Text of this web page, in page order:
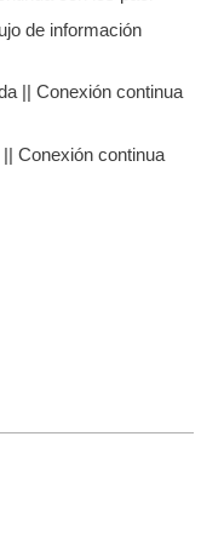
de información
|| Conexión continua
Conexión continua